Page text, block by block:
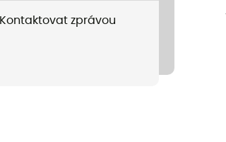
Kontaktovat zprávou